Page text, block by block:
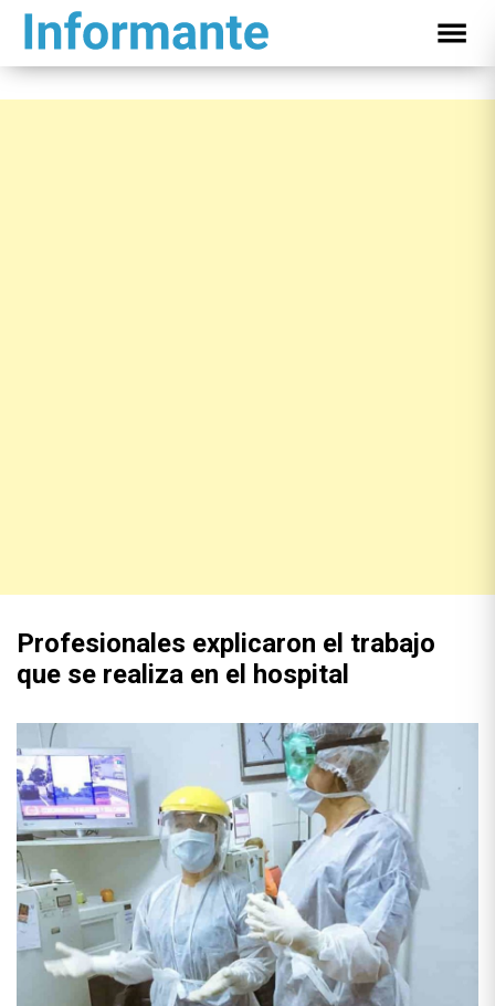
Profesionales explicaron el trabajo
que se realiza en el hospital